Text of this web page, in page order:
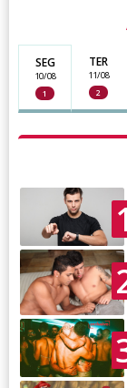
SEG
10/08
1
TER
11/08
2